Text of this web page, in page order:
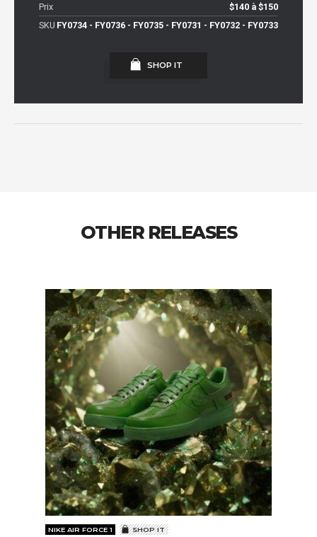
Prix
$140 à $150
SKU FY0734 - FY0736 - FY0735 - FY0731 - FY0732 - FY0733
SHOP IT
OTHER RELEASES
NIKE AIR FORCE 1 SHOP IT